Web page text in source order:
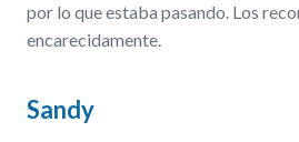
por lo que estaba pasando. Los
encarecidamente.
Sandy